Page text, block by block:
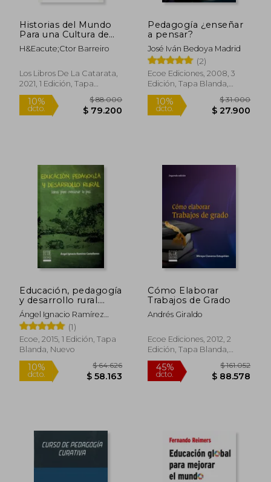
Historias del Mundo
Para una Cultura de
paz
H&Eacute;Ctor Barreiro
Los Libros De La Catarata,
2021, 1 Edición, Tapa
Blanda, Nuevo
Pedagogía ¿enseñar
a pensar?
José Iván Bedoya Madrid
(2)
Ecoe Ediciones, 2008, 3
Edición, Tapa Blanda,
Nuevo
Educación, pedagogía
y desarrollo rural.
Ideas para construir la
paz
Ángel Ignacio Ramírez
Castellanos
(1)
Ecoe, 2015, 1 Edición, Tapa
Blanda, Nuevo
Cómo Elaborar
Trabajos de Grado
Andrés Giraldo
Ecoe Ediciones, 2012, 2
Edición, Tapa Blanda,
Nuevo